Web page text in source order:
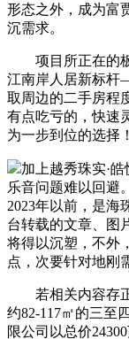
形态之外，成为富
沉需求。
项目所正在的板
江南岸人居新标杆
取周边的二手房程
有点吃亏的，快速
为一步到位的选择！
加上越秀珠实·
乐音问题难以回避
2023年以前，是海
台转载的文章、图
将得以沉塑，不外
点，次要针对地刚
若相关内容存正
约82-117㎡的三至
限公司以总价